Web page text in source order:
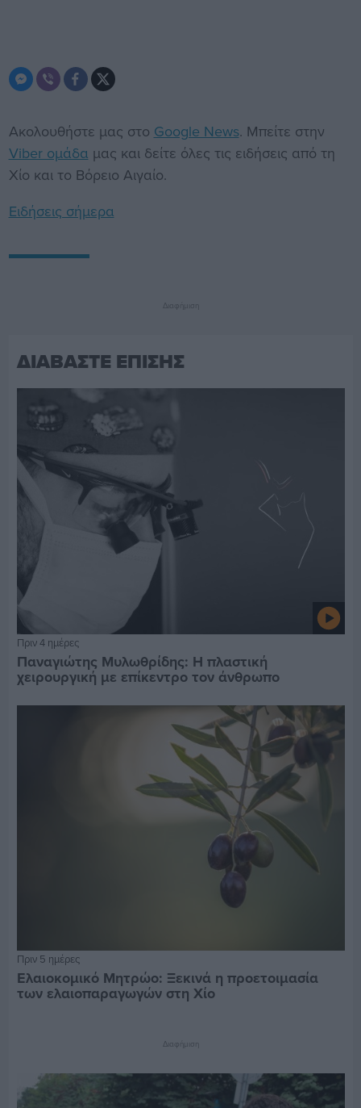
Ακολουθήστε μας στο Google News. Μπείτε στην
Viber ομάδα μας και δείτε όλες τις ειδήσεις από τη
Χίο και το Βόρειο Αιγαίο.
Ειδήσεις σήμερα
Διαφήμιση
ΔΙΑΒΑΣΤΕ ΕΠΙΣΗΣ
Πριν 4 ημέρες
Παναγιώτης Μυλωθρίδης: Η πλαστική
χειρουργική με επίκεντρο τον άνθρωπο
Πριν 5 ημέρες
Ελαιοκομικό Μητρώο: Ξεκινά η προετοιμασία
των ελαιοπαραγωγών στη Χίο
Διαφήμιση